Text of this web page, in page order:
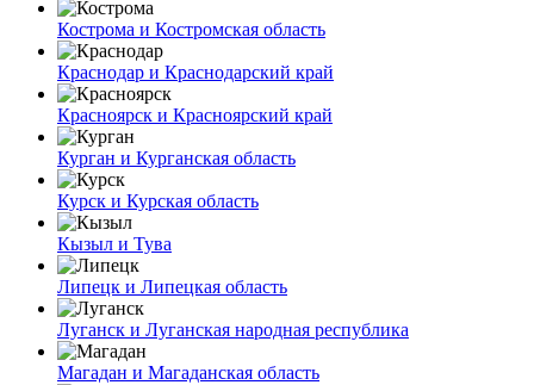
Кострома и Костромская область
Краснодар и Краснодарский край
Красноярск и Красноярский край
Курган и Курганская область
Курск и Курская область
Кызыл и Тува
Липецк и Липецкая область
Луганск и Луганская народная республика
Магадан и Магаданская область